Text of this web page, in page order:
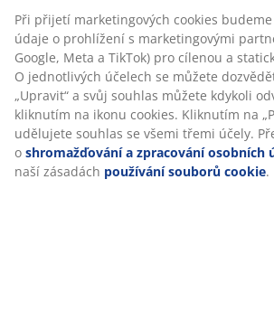
Specifikace
Hodnocení
(1)
Při přijetí marketingových cookies
údaje o prohlížení s marketingovými
Google, Meta a TikTok) pro cílenou a
O jednotlivých účelech se můžete
„Upravit“ a svůj souhlas můžete kdykoli
kliknutím na ikonu cookies. Kliknutím na
udělujete souhlas se všemi třemi účely.
o shromažďování a zpracování osobních
naší zásadách používání souborů cookie.